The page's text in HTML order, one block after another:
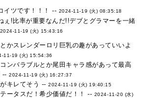
イツです！！！ -- 2024-11-19 (火) 08:35:18
ぇ!比率が重要なんだ!!デブとグラマーを一緒
2024-11-19 (火) 15:43:16
かスレンダーロリ巨乳の趣があっていいよ
11-19 (火) 15:54:36
ンバラブルとか尾田キャラ感があって最高
--2024-11-19 (火) 16:27:37
キレてそう --2024-11-19 (火) 19:40:15
ータスだ！希少価値だ！！ -- 2024-11-20 (水)